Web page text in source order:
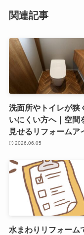
関連記事
洗面所やトイレが狭
いにくい方へ｜空間
見せるリフォームア
2026.06.05
水まわりリフォーム